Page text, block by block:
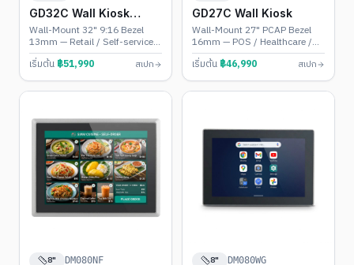
GD32C Wall Kiosk
(Portrait)
Wall-Mount 32" 9:16 Bezel
13mm — Retail / Self-service /
POS
เริ่มต้น ฿51,990 สเปก
GD27C Wall Kiosk
Wall-Mount 27" PCAP Bezel
16mm — POS / Healthcare /
Banking
เริ่มต้น ฿46,990 สเปก
8" DM080NF 8" DM080WG